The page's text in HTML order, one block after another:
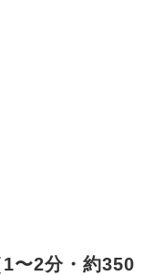
〜2分・約350